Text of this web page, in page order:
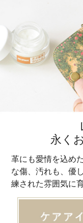
永く
革にも愛情を込め
な傷、汚れも、優
練された雰囲気に